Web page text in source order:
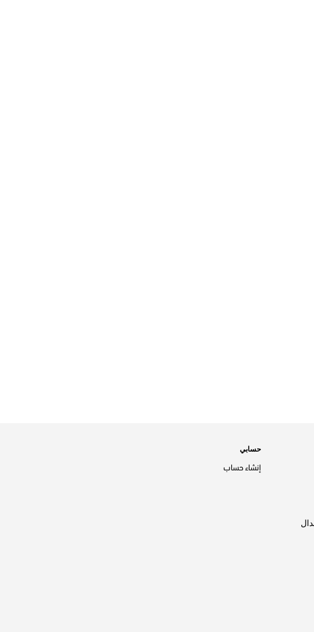
حسابي
إنشاء حساب